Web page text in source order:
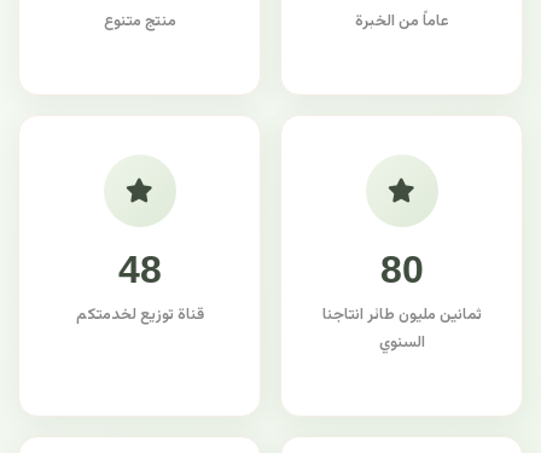
عاماً من الخبرة منتج متنوع
80
ثمانين مليون طائر انتاجنا
السنوي
48
قناة توزيع لخدمتكم